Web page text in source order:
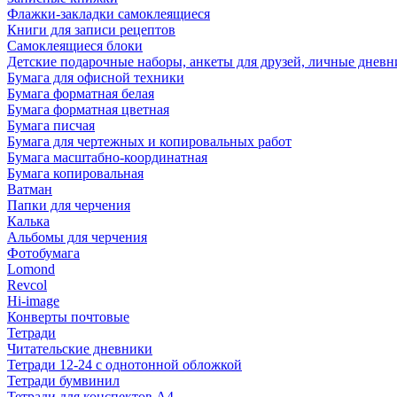
Флажки-закладки самоклеящиеся
Книги для записи рецептов
Самоклеящиеся блоки
Детские подарочные наборы, анкеты для друзей, личные
Бумага для офисной техники
Бумага форматная белая
Бумага форматная цветная
Бумага писчая
Бумага для чертежных и копировальных работ
Бумага масштабно-координатная
Бумага копировальная
Ватман
Папки для черчения
Калька
Альбомы для черчения
Фотобумага
Lomond
Revcol
Hi-image
Конверты почтовые
Тетради
Читательские дневники
Тетради 12-24 с однотонной обложкой
Тетради бумвинил